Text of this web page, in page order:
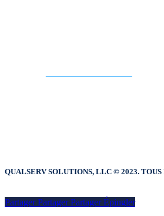
QUALSERV SOLUTIONS, LLC © 2023. TOUS
Partager
Partager Partager Partager Épingler